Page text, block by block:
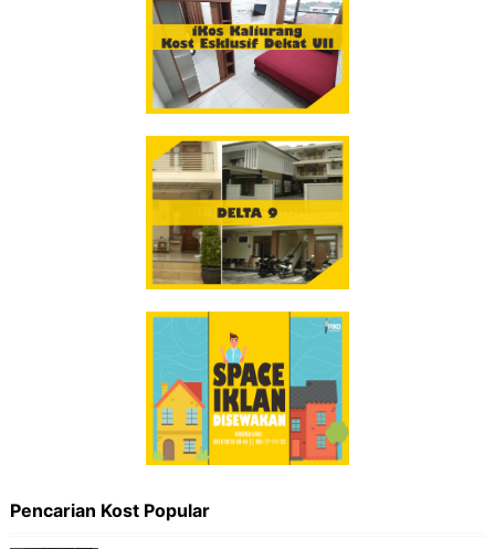
Pencarian Kost Popular